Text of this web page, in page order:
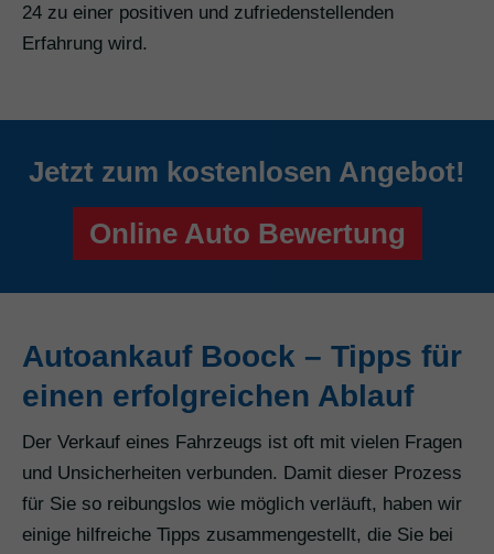
24 zu einer positiven und zufriedenstellenden
Erfahrung wird.
Jetzt zum kostenlosen Angebot!
Online Auto Bewertung
Autoankauf Boock – Tipps für
einen erfolgreichen Ablauf
Der Verkauf eines Fahrzeugs ist oft mit vielen Fragen
und Unsicherheiten verbunden. Damit dieser Prozess
für Sie so reibungslos wie möglich verläuft, haben wir
einige hilfreiche Tipps zusammengestellt, die Sie bei